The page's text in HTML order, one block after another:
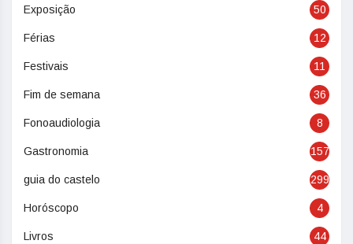
Exposição 50
Férias 12
Festivais 11
Fim de semana 36
Fonoaudiologia 8
Gastronomia 157
guia do castelo 299
Horóscopo 4
Livros 44